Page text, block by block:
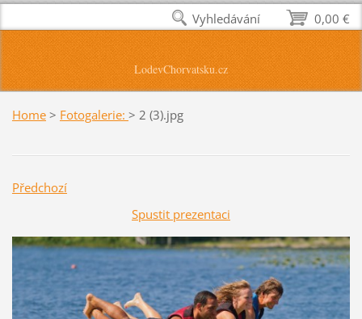
LodevChorvatsku.cz
Home > Fotogalerie: > 2 (3).jpg
Předchozí
Spustit prezentaci
0,00 €
Vyhledávání